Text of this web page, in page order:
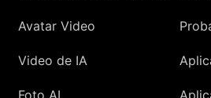
Avatar Video
Video de IA
Foto AI